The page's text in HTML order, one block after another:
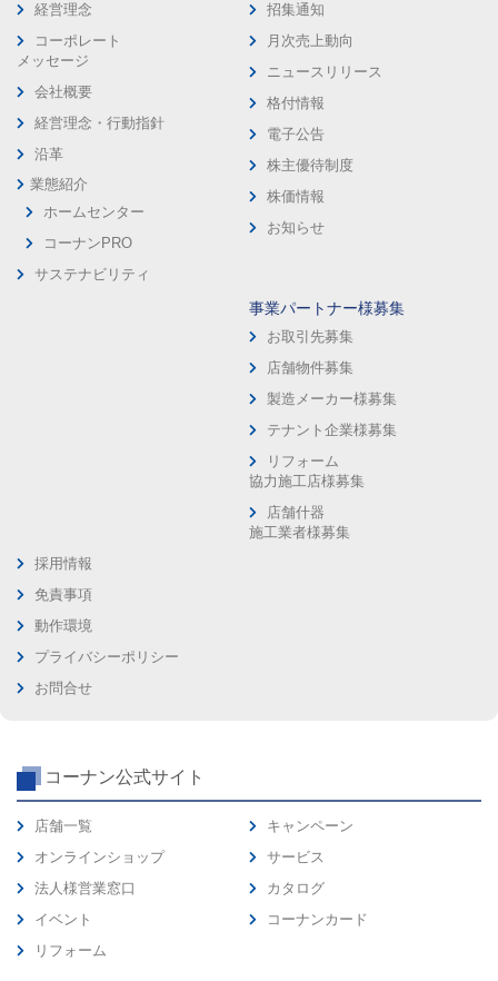
経営理念
コーポレート
メッセージ
会社概要
経営理念・行動指針
沿革
業態紹介
ホームセンター
コーナンPRO
サステナビリティ
招集通知
月次売上動向
ニュースリリース
格付情報
電子公告
株主優待制度
株価情報
お知らせ
事業パートナー様募集
お取引先募集
店舗物件募集
製造メーカー様募集
テナント企業様募集
リフォーム
協力施工店様募集
店舗什器
施工業者様募集
採用情報
免責事項
動作環境
プライバシーポリシー
お問合せ
コーナン公式サイト
店舗一覧
オンラインショップ
法人様営業窓口
イベント
リフォーム
キャンペーン
サービス
カタログ
コーナンカード